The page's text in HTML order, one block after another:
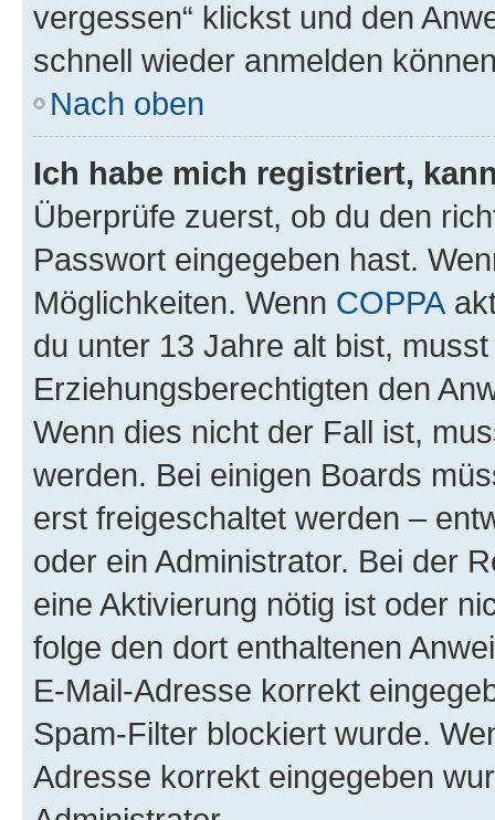
vergessen“ klickst und den
schnell wieder anmelden
Nach oben
Ich habe mich registriert,
Überprüfe zuerst, ob du den
Passwort eingegeben hast.
Möglichkeiten. Wenn COPPA
du unter 13 Jahre alt bist,
Erziehungsberechtigten den
Wenn dies nicht der Fall ist,
werden. Bei einigen Boards
erst freigeschaltet werden –
oder ein Administrator. Bei der
eine Aktivierung nötig ist oder
folge den dort enthaltenen
E-Mail-Adresse korrekt
Spam-Filter blockiert wurde.
Adresse korrekt eingegeben